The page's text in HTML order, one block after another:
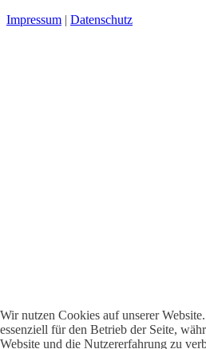
Impressum | Datenschutz
Wir nutzen Cookies auf unserer
essenziell für den Betrieb der Seite,
Website und die Nutzererfahrung zu